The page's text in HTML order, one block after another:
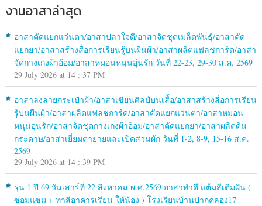
งานอาสาล่าสุด
อาสาคัดแยกแว่นตา/อาสาปลาใจดี/อาสาจัดชุดเมล็ดพันธุ์/อาสาคัด
แยกยา/อาสาสร้างสื่อการเรียนรู้บนผืนผ้า/อาสาผลิตแฟลชการ์ด/อาสา
จัดกางเกงผ้าอ้อม/อาสาหมอนหนุนอุ่นรัก วันที่ 22-23, 29-30 ส.ค. 2569
29 July 2026 at 14 : 37 PM
อาสาลงลายกระเป๋าผ้า/อาสาเขียนศิลป์บนเสื้อ/อาสาสร้างสื่อการเรียน
รู้บนผืนผ้า/อาสาผลิตแฟลชการ์ด/อาสาคัดแยกแว่นตา/อาสาหมอน
หนุนอุ่นรัก/อาสาจัดชุดกางเกงผ้าอ้อม/อาสาคัดแยกยา/อาสาผลิตดิน
กระดาษ/อาสาเยี่ยมตายายและเปิดสวนผัก วันที่ 1-2, 8-9, 15-16 ส.ค.
2569
29 July 2026 at 14 : 39 PM
รุ่น 1 ปี 69 วันเสาร์ที่ 22 สิงหาคม พ.ศ.2569 อาสาทำดี แต้มสีเติมฝัน (
ซ่อมแซม + ทาสีอาคารเรียน ให้น้อง ) โรงเรียนบ้านปากคลอง17